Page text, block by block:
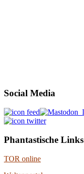
Social Media
Phantastische Links
TOR online